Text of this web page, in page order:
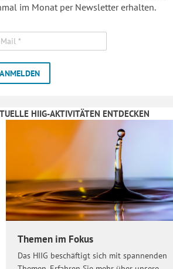
im Monat per Newsletter erhalten.
HIIG-AKTIVITÄTEN ENTDECKEN
Themen im Fokus
Das HIIG beschäftigt sich mit spannenden